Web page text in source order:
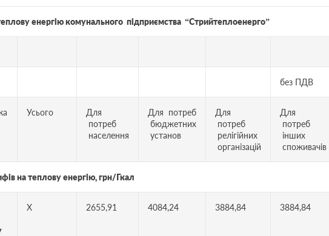
енергію комунального підприємства “Стрийтеплоенерго”
без ПДВ
Усього
Для
потреб
населення
Для потреб
бюджетних
установ
Для
потреб
релігійних
організацій
Для
потреб
інших
споживачів
на теплову енергію, грн/Гкал
Х 2655,91 4084,24 3884,84 3884,84